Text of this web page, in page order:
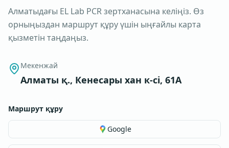
Алматыдағы EL Lab PCR зертханасына келіңіз. Өз
орныңыздан маршрут құру үшін ыңғайлы карта
қызметін таңдаңыз.
Мекенжай
Алматы қ., Кенесары хан к-сі, 61А
Маршрут құру
Google